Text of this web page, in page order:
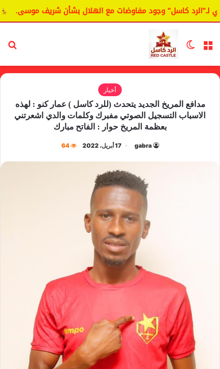
كاسل" وجود مفاوضات مع الهلال بشأن شريف موسى.
القائمة الوضع المظلم
أخبار
مدافع المريخ الجديد يتحدث (للرد كاسل ) عمار كنو : لهذه
الاسباب التسجيل الصوتي مفبرك وكلمات والدي اشعرتني
بعظمة المريخ حوار : الفاتح مبارك
gabra 17 أبريل، 2022 64